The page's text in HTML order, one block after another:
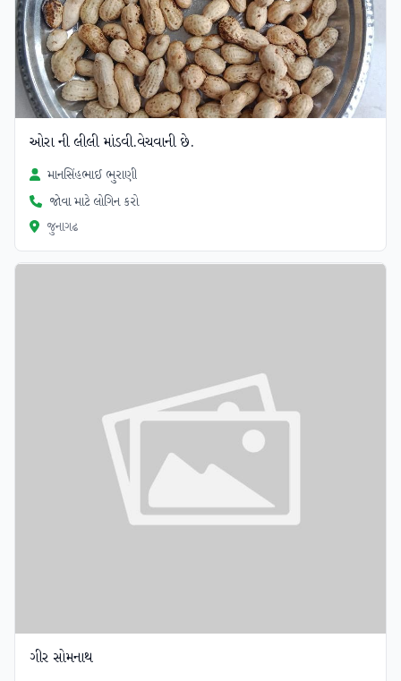
ઓરા ની લીલી માંડવી.વેચવાની છે.
માનસિંહભાઈ ભુરાણી
જોવા માટે લોગિન કરો
જુનાગઢ
ગીર સોમનાથ